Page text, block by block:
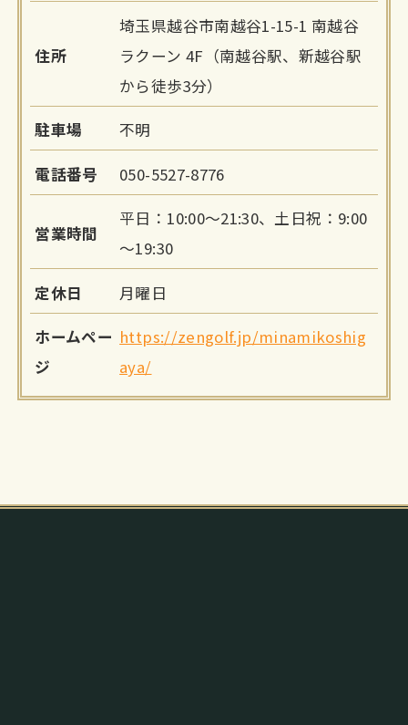
住所
埼玉県越谷市南越谷1-15-1 南越谷
ラクーン 4F（南越谷駅、新越谷駅
から徒歩3分）
駐車場 不明
電話番号 050-5527-8776
営業時間
平日：10:00～21:30、土日祝：9:00
～19:30
定休日 月曜日
ホームペー
ジ
https://zengolf.jp/minamikoshig
aya/